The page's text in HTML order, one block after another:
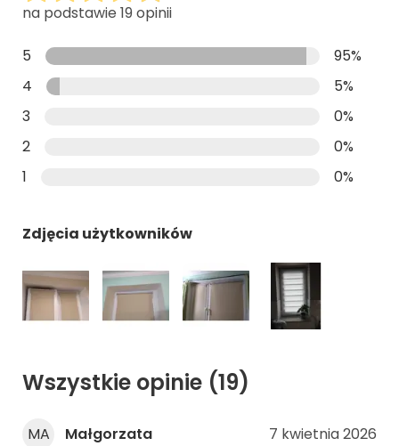
na podstawie 19 opinii
5
95%
4
5%
3
0%
2
0%
1
0%
Zdjęcia użytkowników
Wszystkie opinie (19)
MA Małgorzata 7 kwietnia 2026